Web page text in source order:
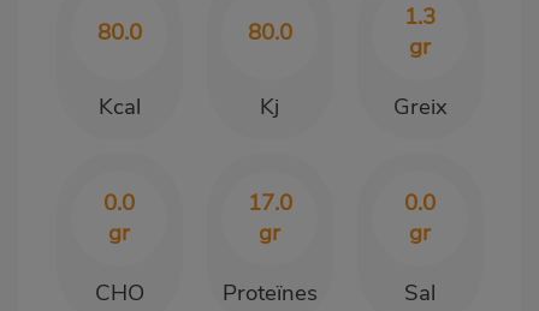
80.0
Kcal
80.0
Kj
1.3
gr
Greix
0.0
gr
CHO
17.0
gr
Proteïnes
0.0
gr
Sal